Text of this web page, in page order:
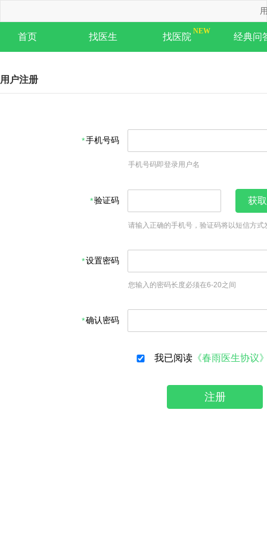
首页 找医生 找医院 经典问
用户注册
手机号码
手机号码即登录用户名
验证码 获
请输入正确的手机号，验证码将以短信方式
设置密码
您输入的密码长度必须在6-20之间
确认密码
我已阅读 《春雨医生协议
注册